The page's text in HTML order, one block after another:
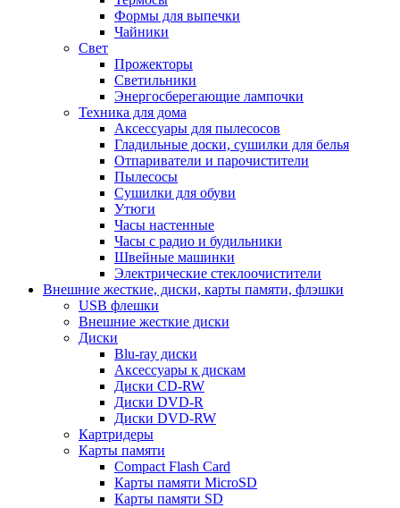
Формы для выпечки
Чайники
Свет
Прожекторы
Светильники
Энергосберегающие лампочки
Техника для дома
Аксессуары для пылесосов
Гладильные доски, сушилки для белья
Отпариватели и парочистители
Пылесосы
Сушилки для обуви
Утюги
Часы настенные
Часы с радио и будильники
Швейные машинки
Электрические стеклоочистители
Внешние жесткие, диски, карты памяти, флэшки
USB флешки
Внешние жесткие диски
Диски
Blu-ray диски
Аксессуары к дискам
Диски CD-RW
Диски DVD-R
Диски DVD-RW
Картридеры
Карты памяти
Compact Flash Card
Карты памяти MicroSD
Карты памяти SD